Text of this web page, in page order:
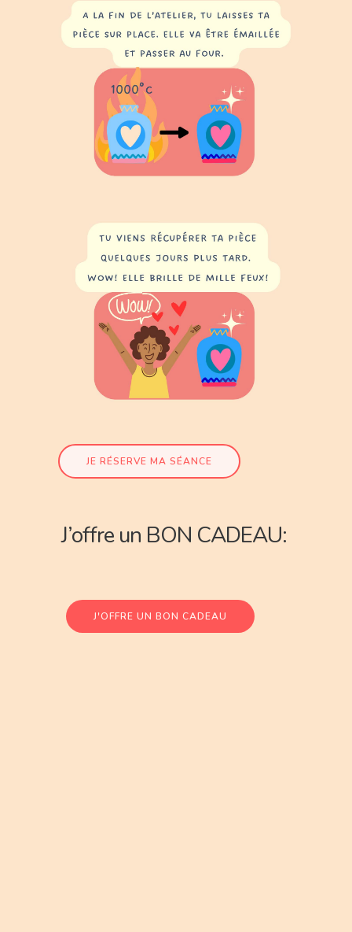
JE RÉSERVE MA SÉANCE
J’offre un BON CADEAU:
J'OFFRE UN BON CADEAU